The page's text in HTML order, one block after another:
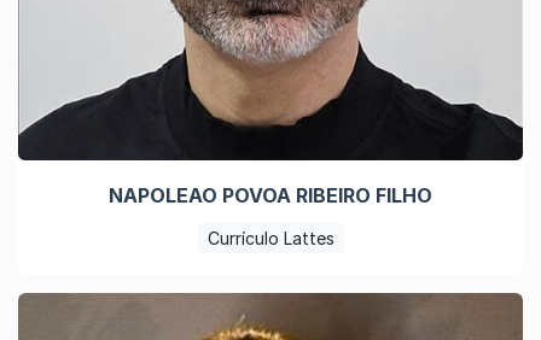
NAPOLEAO POVOA RIBEIRO FILHO
Currículo Lattes